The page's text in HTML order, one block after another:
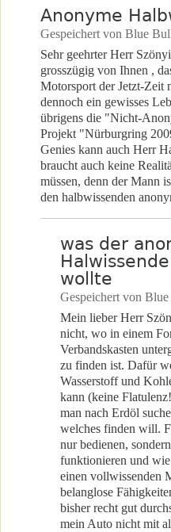
Anonyme
Gespeichert von Blue
Sehr geehrter Herr
grosszügig von Ihnen ,
Motorsport der Jetzt-Zeit
dennoch ein gewisses
übrigens die "Nicht-
Projekt "Nürburgring
Genies kann auch Herr
braucht auch keine
müssen, denn der Mann
den halbwissenden
was der
wollte
Gespeichert von
Mein lieber Herr
nicht, wo in einem
Verbandskasten
zu finden ist. Dafür
Wasserstoff und
kann (keine
man nach Erdöl
welches finden will.
nur bedienen,
funktionieren und
einen vollwissenden
belanglose
bisher recht gut
mein Auto nicht mit